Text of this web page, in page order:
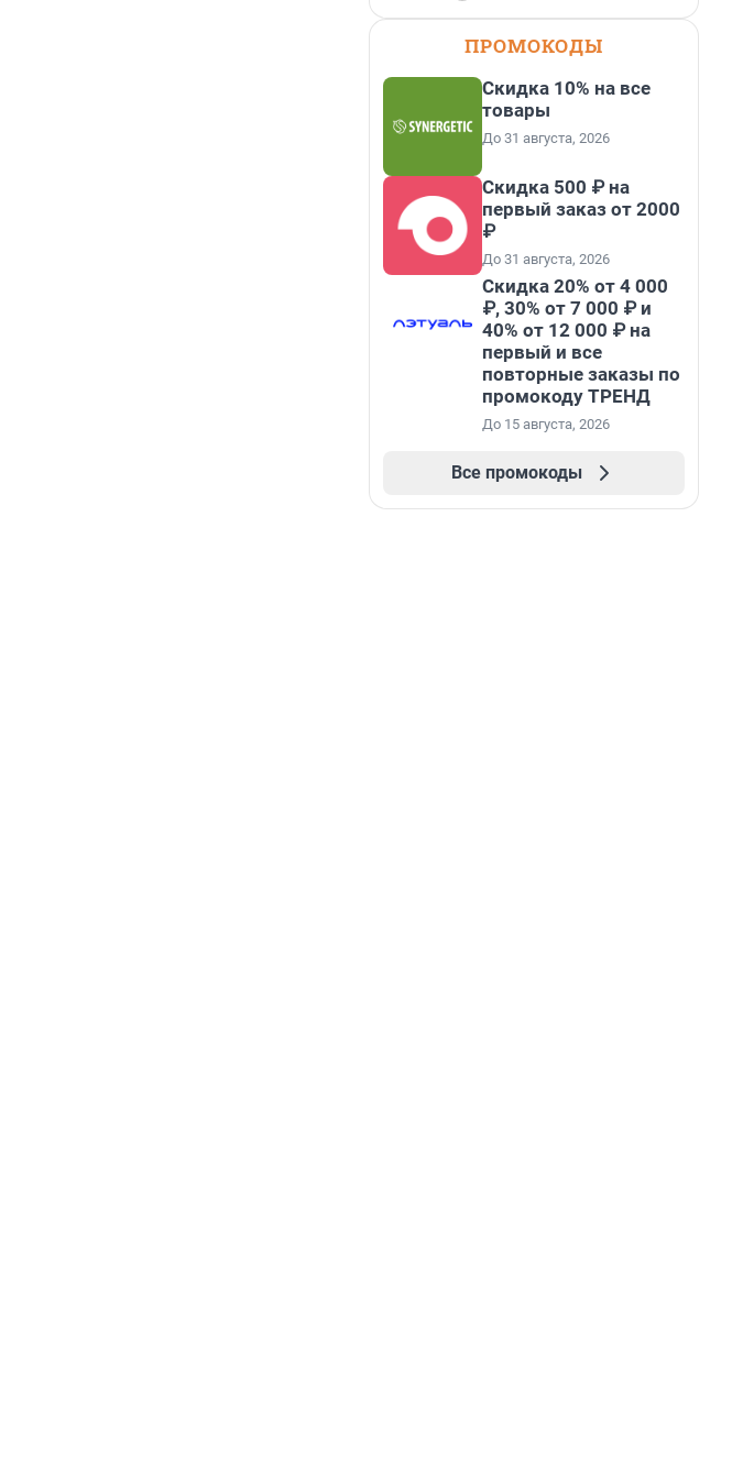
ПРОМОКОДЫ
Скидка 10% на все
товары
До 31 августа, 2026
Скидка 500 ₽ на
первый заказ от 2000
₽
До 31 августа, 2026
Скидка 20% от 4 000
₽, 30% от 7 000 ₽ и
40% от 12 000 ₽ на
первый и все
повторные заказы по
промокоду ТРЕНД
До 15 августа, 2026
Все промокоды